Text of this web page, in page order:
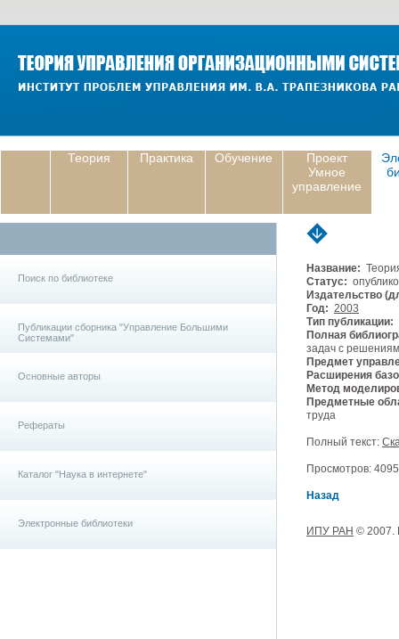
Теория Практика Обучение
Проект
Умное
управление
Поиск по библиотеке
Публикации сборника "Управление Большими
Системами"
Основные авторы
Рефераты
Каталог "Наука в интернете"
Электронные библиотеки
Название:
Статус:
Издательство
Год: 2003
Тип публикации:
Полная
задач с
Предмет
Расширения
Метод
Предметные
труда
Полный текст:
Просмотров:
Назад
ИПУ РАН © 2007.